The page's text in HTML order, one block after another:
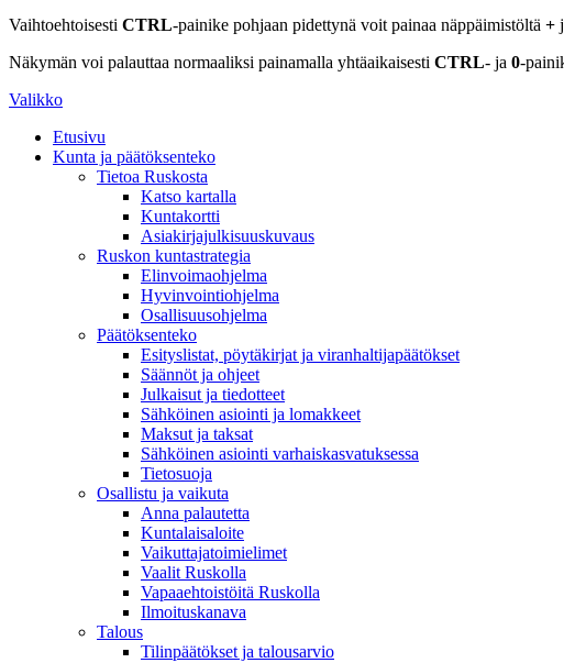
Vaihtoehtoisesti CTRL-painike pohjaan pidettynä voit painaa näppäimistöltä +
Näkymän voi palauttaa normaaliksi painamalla yhtäaikaisesti CTRL- ja 0-
Valikko
Etusivu
Kunta ja päätöksenteko
Tietoa Ruskosta
Katso kartalla
Kuntakortti
Asiakirjajulkisuuskuvaus
Ruskon kuntastrategia
Elinvoimaohjelma
Hyvinvointiohjelma
Osallisuusohjelma
Päätöksenteko
Esityslistat, pöytäkirjat ja viranhaltijapäätökset
Säännöt ja ohjeet
Julkaisut ja tiedotteet
Sähköinen asiointi ja lomakkeet
Maksut ja taksat
Sähköinen asiointi varhaiskasvatuksessa
Tietosuoja
Osallistu ja vaikuta
Anna palautetta
Kuntalaisaloite
Vaikuttajatoimielimet
Vaalit Ruskolla
Vapaaehtoistöitä Ruskolla
Ilmoituskanava
Talous
Tilinpäätökset ja talousarvio